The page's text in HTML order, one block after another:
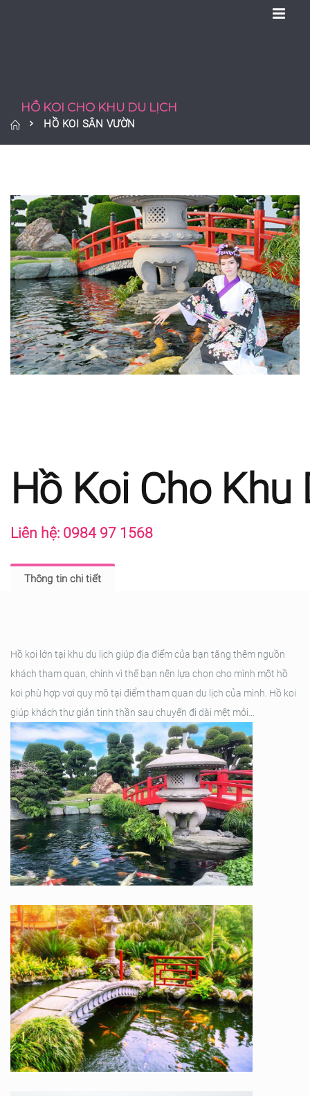
HỒ KOI CHO KHU DU LỊCH
HỒ KOI SÂN VƯỜN
Hồ Koi Cho Khu
Liên hệ: 0984 97 1568
Thông tin chi tiết
Hồ koi lớn tại khu du lịch giúp địa điểm của bạn tăng thêm nguồn
khách tham quan, chính vì thế bạn nên lựa chọn cho mình một hồ
koi phù hợp vơi quy mô tại điểm tham quan du lịch của mình. Hồ koi
giúp khách thư giản tinh thần sau chuyến đi dài mệt mỏi...